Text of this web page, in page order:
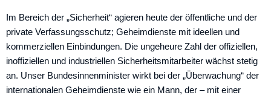
Im Bereich der „Sicherheit“ agieren heute der öffentliche und der
private Verfassungsschutz; Geheimdienste mit ideellen und
kommerziellen Einbindungen. Die ungeheure Zahl der offiziellen,
inoffiziellen und industriellen Sicherheitsmitarbeiter wächst stetig
an. Unser Bundesinnenminister wirkt bei der „Überwachung“ der
internationalen Geheimdienste wie ein Mann, der – mit einer